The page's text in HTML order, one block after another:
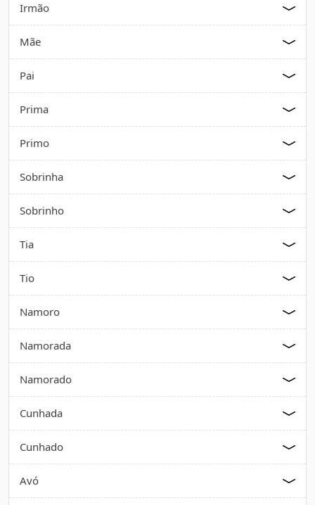
Irmão
Mãe
Pai
Prima
Primo
Sobrinha
Sobrinho
Tia
Tio
Namoro
Namorada
Namorado
Cunhada
Cunhado
Avó